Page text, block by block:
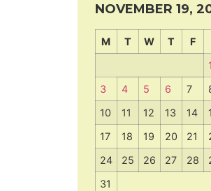
NOVEMBER 19,
M T W T F
1
3
4 5 6 7
10
11 12 13 14
17
18 19 20 21
24
25 26 27 28
31